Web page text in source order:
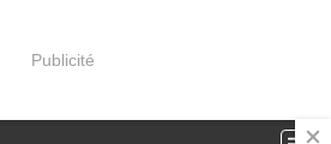
Publicité